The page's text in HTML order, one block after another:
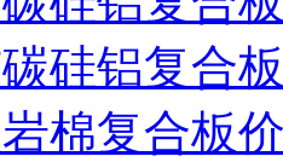
硅铝复合
棉复合板